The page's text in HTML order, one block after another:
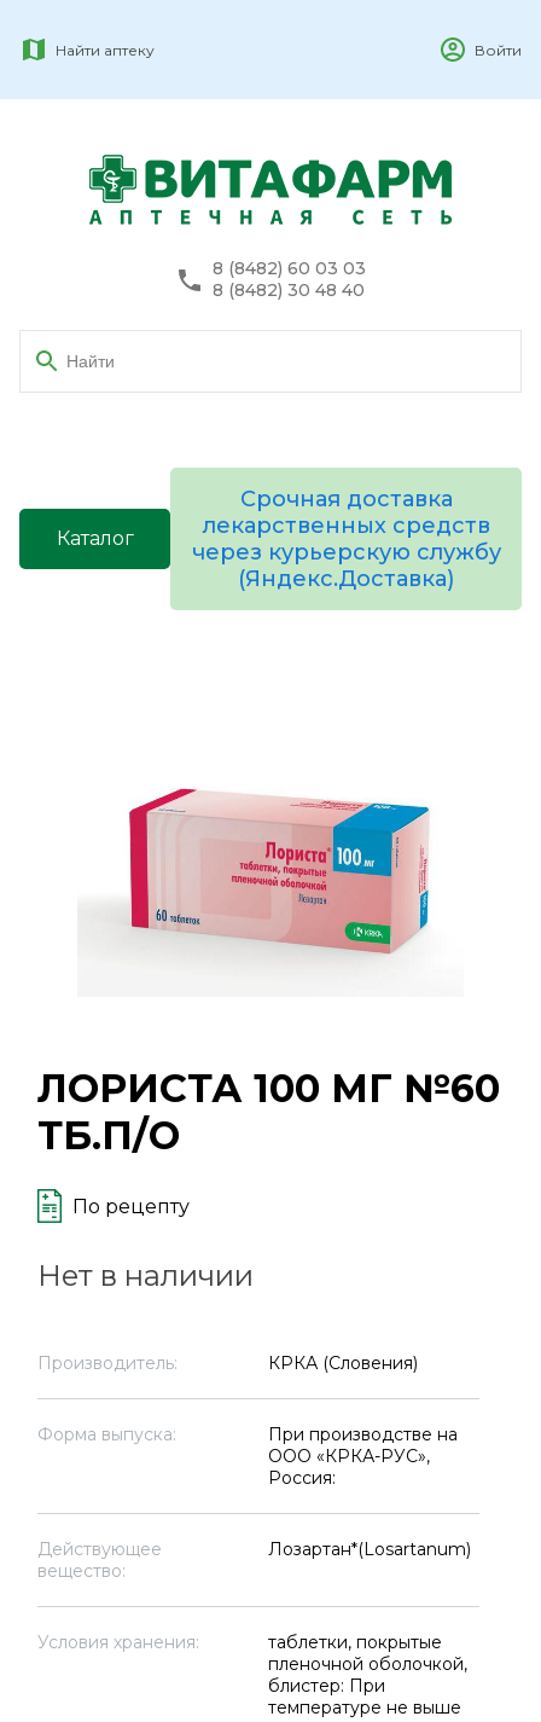
Найти аптеку Войти
8 (8482) 60 03 03
8 (8482) 30 48 40
Каталог
Срочная доставка
лекарственных средств
через курьерскую службу
(Яндекс.Доставка)
ЛОРИСТА 100 МГ №60
ТБ.П/О
По рецепту
Нет в наличии
Производитель: КРКА (Словения)
Форма выпуска:
При производстве на
ООО «КРКА-РУС»,
Россия:
Действующее
вещество:
Лозартан*(Losartanum)
Условия хранения:
таблетки, покрытые
пленочной оболочкой,
блистер: При
температуре не выше